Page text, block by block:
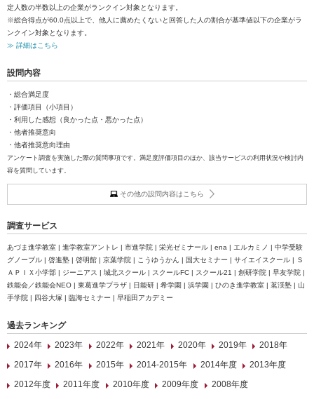
定人数の半数以上の企業がランクイン対象となります。
※総合得点が60.0点以上で、他人に薦めたくないと回答した人の割合が基準値以下の企業がラ
ンクイン対象となります。
≫ 詳細はこちら
設問内容
・総合満足度
・評価項目（小項目）
・利用した感想（良かった点・悪かった点）
・他者推奨意向
・他者推奨意向理由
アンケート調査を実施した際の質問事項です。満足度評価項目のほか、該当サービスの利用状況や検討内
容を質問しています。
その他の設問内容はこちら
調査サービス
あづま進学教室 | 進学教室アントレ | 市進学院 | 栄光ゼミナール | ena | エルカミノ | 中学受験
グノーブル | 啓進塾 | 啓明館 | 京葉学院 | こうゆうかん | 国大セミナー | サイエイスクール | Ｓ
ＡＰＩＸ小学部 | ジーニアス | 城北スクール | スクールFC | スクール21 | 創研学院 | 早友学院 |
鉄能会／鉄能会NEO | 東葛進学プラザ | 日能研 | 希学園 | 浜学園 | ひのき進学教室 | 茗渓塾 | 山
手学院 | 四谷大塚 | 臨海セミナー | 早稲田アカデミー
過去ランキング
2024年
2023年 2022年 2021年 2020年 2019年
2018年
2017年
2016年 2015年 2014-2015年 2014年度
2013年度
2012年度
2011年度 2010年度 2009年度 2008年度